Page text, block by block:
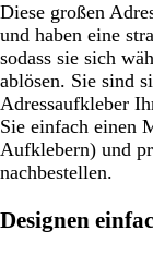
Diese großen
und haben eine
sodass sie sich
ablösen. Sie sind
Adressaufkleber
Sie einfach einen
Aufklebern) und
nachbestellen.
Designen